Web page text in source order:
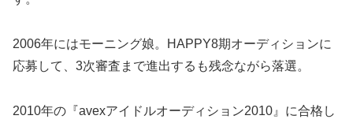
2006年にはモーニング娘。HAPPY8期オーディションに
応募して、3次審査まで進出するも残念ながら落選。
2010年の『avexアイドルオーディション2010』に合格し